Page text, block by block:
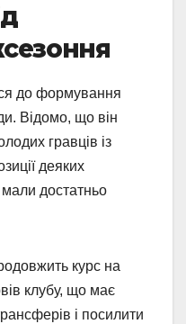
до формування
Відомо, що він
гравців із
деяких
мали достатньо
курс на
клубу, що має
і посилити